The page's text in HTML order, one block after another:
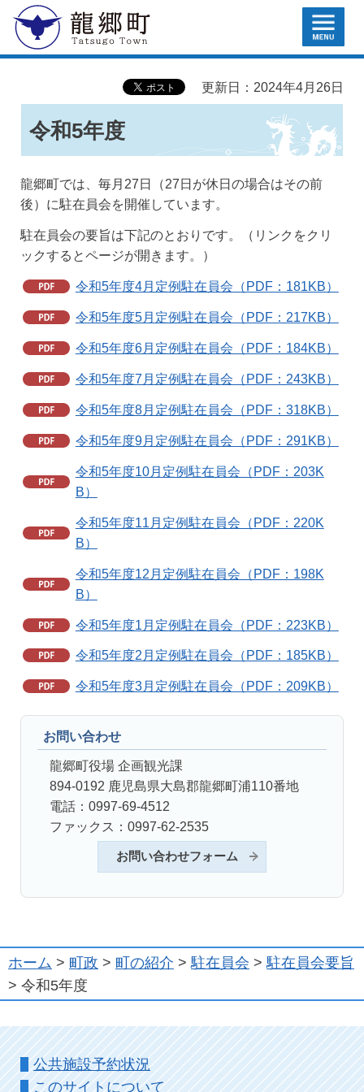
龍郷町 MENU
更新日：2024年4月26日
令和5年度
龍郷町では、毎月27日（27日が休日の場合はその前
後）に駐在員会を開催しています。
駐在員会の要旨は下記のとおりです。（リンクをクリ
ックするとページが開きます。）
令和5年度4月定例駐在員会（PDF：181KB）
令和5年度5月定例駐在員会（PDF：217KB）
令和5年度6月定例駐在員会（PDF：184KB）
令和5年度7月定例駐在員会（PDF：243KB）
令和5年度8月定例駐在員会（PDF：318KB）
令和5年度9月定例駐在員会（PDF：291KB）
令和5年度10月定例駐在員会（PDF：203K
B）
令和5年度11月定例駐在員会（PDF：220K
B）
令和5年度12月定例駐在員会（PDF：198K
B）
令和5年度1月定例駐在員会（PDF：223KB）
令和5年度2月定例駐在員会（PDF：185KB）
令和5年度3月定例駐在員会（PDF：209KB）
お問い合わせ
龍郷町役場 企画観光課
894-0192 鹿児島県大島郡龍郷町浦110番地
電話：0997-69-4512
ファックス：0997-62-2535
お問い合わせフォーム
ホーム > 町政 > 町の紹介 > 駐在員会 > 駐在員会要旨
> 令和5年度
公共施設予約状況
このサイトについて